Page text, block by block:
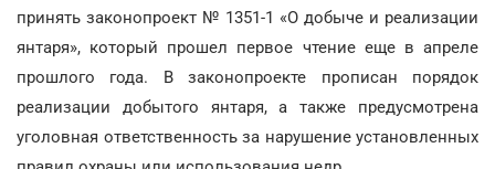
принять законопроект № 1351-1 «О добыче и реализации
янтаря», который прошел первое чтение еще в апреле
прошлого года. В законопроекте прописан порядок
реализации добытого янтаря, а также предусмотрена
уголовная ответственность за нарушение установленных